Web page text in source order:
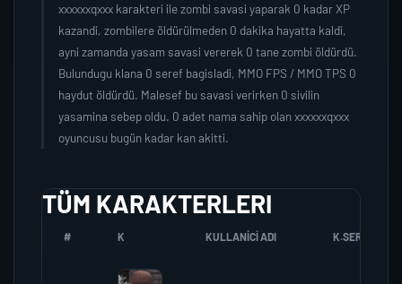
xxxxxxqxxx karakteri ile zombi savasi yaparak 0 kadar XP
kazandi, zombilere öldürülmeden 0 dakika hayatta kaldi,
ayni zamanda yasam savasi vererek 0 tane zombi öldürdü.
Bulundugu klana 0 seref bagisladi, MMO FPS / MMO TPS 0
haydut öldürdü. Malesef bu savasi verirken 0 sivilin
yasamina sebep oldu. 0 adet nama sahip olan xxxxxxqxxx
oyuncusu bugün kadar kan akitti.
TÜM KARAKTERLERI
# K KULLANICI ADI K.SEREFI